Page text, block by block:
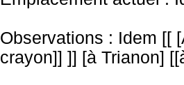
Observations : Idem [[
crayon]] ]] [à Trianon]